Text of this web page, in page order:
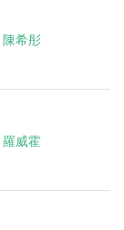
陳希彤
羅威霍